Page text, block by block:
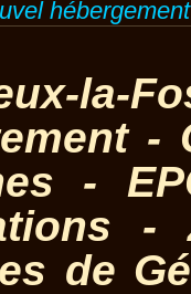
-
-
-
de